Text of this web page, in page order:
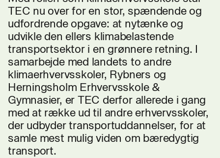
TEC nu over for en stor, spændende og
udfordrende opgave: at nytænke og
udvikle den ellers klimabelastende
transportsektor i en grønnere retning. I
samarbejde med landets to andre
klimaerhvervsskoler, Rybners og
Herningsholm Erhvervsskole &
Gymnasier, er TEC derfor allerede i gang
med at række ud til andre erhvervsskoler,
der udbyder transportuddannelser, for at
samle mest mulig viden om bæredygtig
transport.